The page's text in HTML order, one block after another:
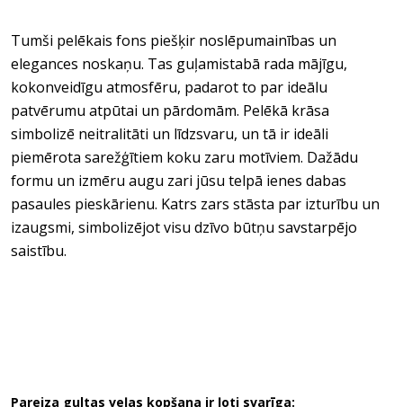
Tumši pelēkais fons piešķir noslēpumainības un
elegances noskaņu. Tas guļamistabā rada mājīgu,
kokonveidīgu atmosfēru, padarot to par ideālu
patvērumu atpūtai un pārdomām. Pelēkā krāsa
simbolizē neitralitāti un līdzsvaru, un tā ir ideāli
piemērota sarežģītiem koku zaru motīviem. Dažādu
formu un izmēru augu zari jūsu telpā ienes dabas
pasaules pieskārienu. Katrs zars stāsta par izturību un
izaugsmi, simbolizējot visu dzīvo būtņu savstarpējo
saistību.
Pareiza gultas veļas kopšana ir ļoti svarīga: